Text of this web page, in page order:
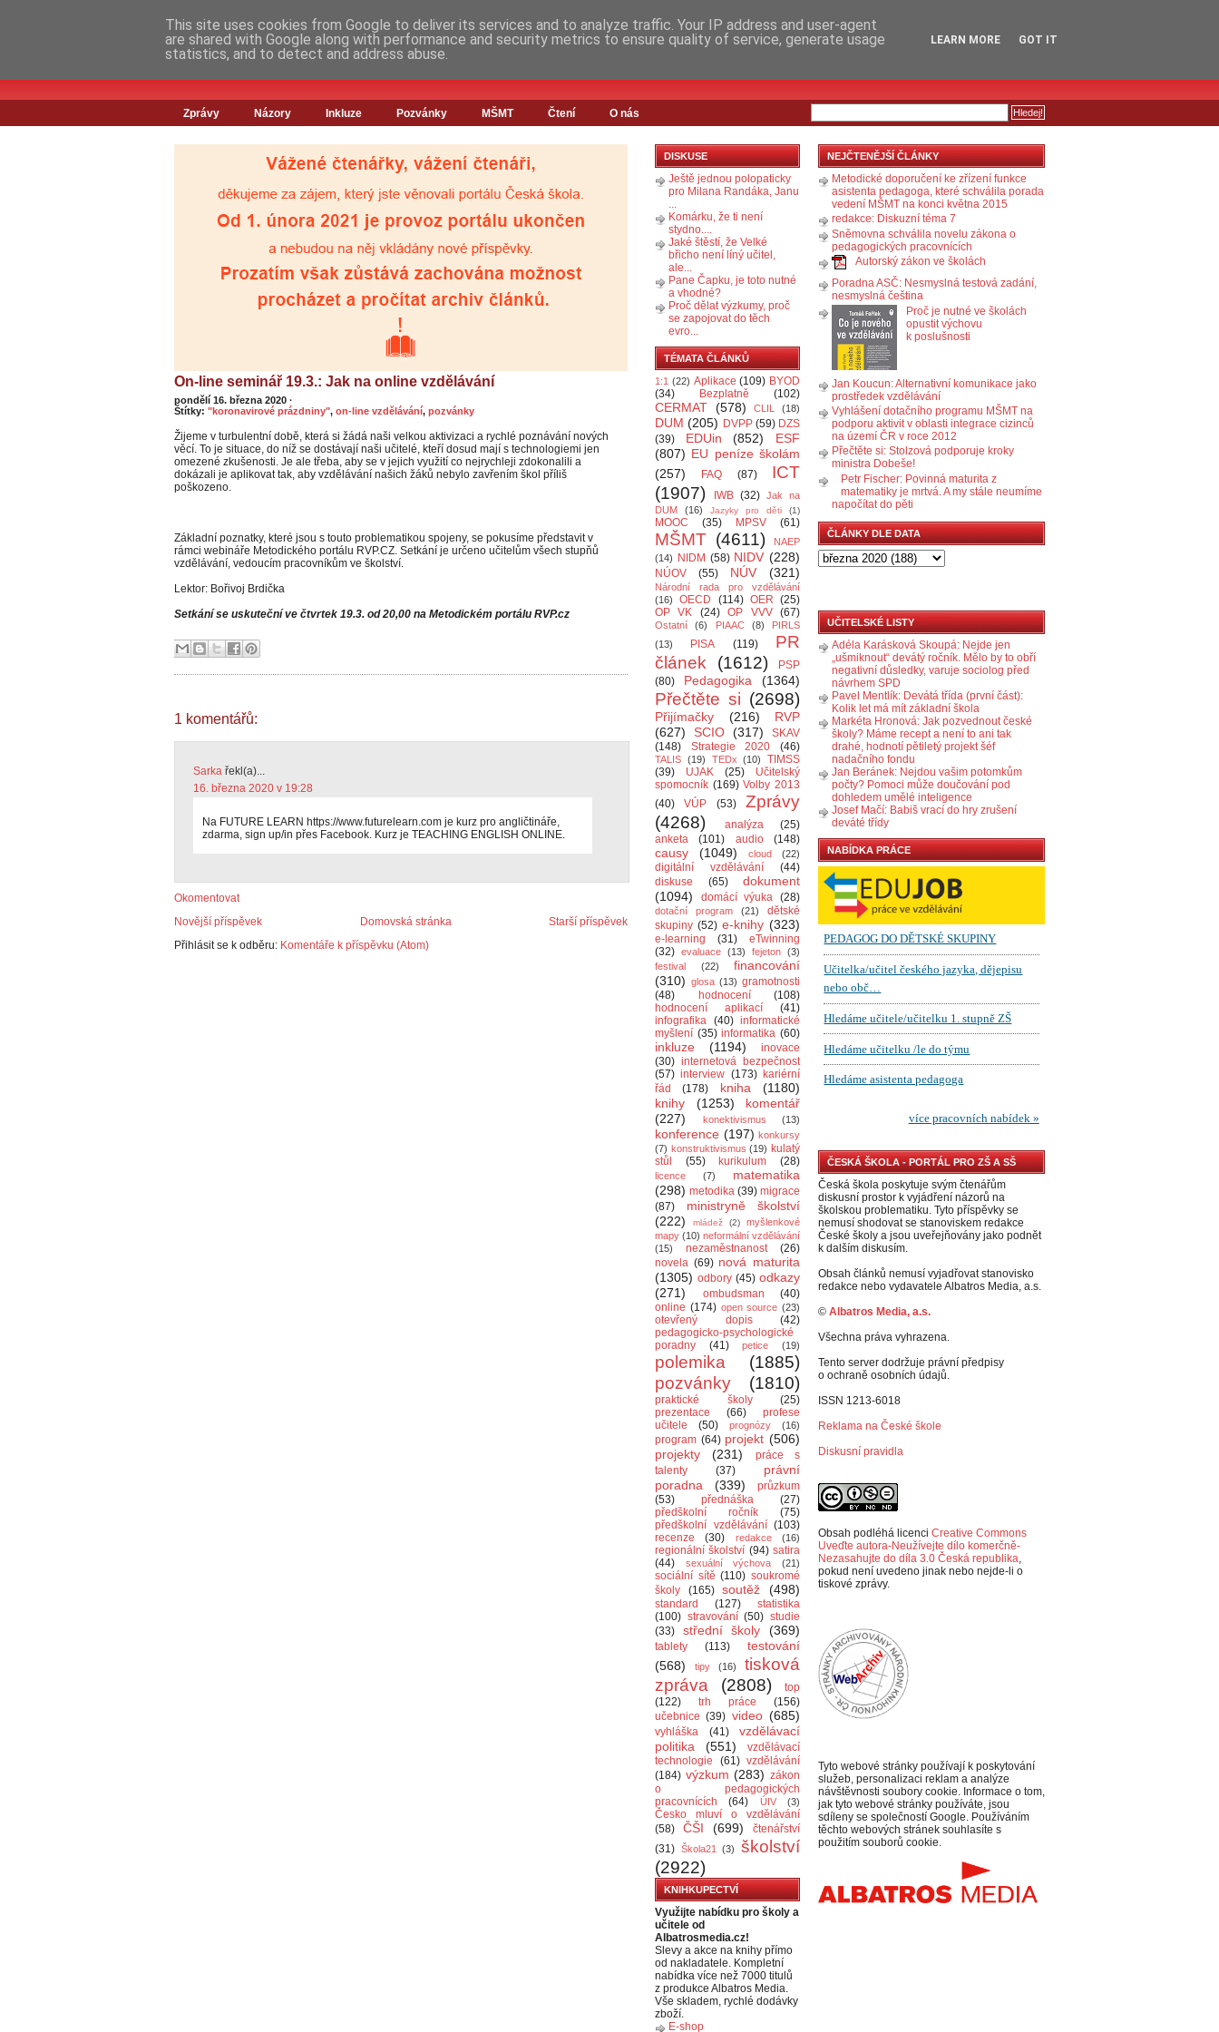
Zprávy Názory Inkluze Pozvánky MŠMT Čtení O nás
On-line seminář 19.3.: Jak na online vzdělávání
pondělí 16. března 2020 ·
Štítky: "koronavirové prázdniny", on-line vzdělávání, pozvánky
Žijeme v turbulentní době, která si žádá naši velkou aktivizaci a rychlé poznávání nových
věcí. To je situace, do níž se dostávají naši učitelé, kteří dosud mají s technologiemi jen
omezené zkušenosti. Je ale třeba, aby se v jejich využití co nejrychleji zdokonalili a
dokázali je aplikovat tak, aby vzdělávání našich žáků nebylo zavřením škol příliš
poškozeno.
Základní poznatky, které jsou s touto problematikou spojeny, se pokusíme představit v
rámci webináře Metodického portálu RVP.CZ. Setkání je určeno učitelům všech stupňů
vzdělávání, vedoucím pracovníkům ve školství.
Lektor: Bořivoj Brdička
Setkání se uskuteční ve čtvrtek 19.3. od 20,00 na Metodickém portálu RVP.cz
1 komentářů:
Sarka řekl(a)...
16. března 2020 v 19:28
Na FUTURE LEARN https://www.futurelearn.com je kurz pro angličtináře,
zdarma, sign up/in přes Facebook. Kurz je TEACHING ENGLISH ONLINE.
Okomentovat
Novější příspěvek
Starší příspěvek
Domovská stránka
Přihlásit se k odběru: Komentáře k příspěvku (Atom)
DISKUSE
Ještě jednou polopaticky
pro Milana Randáka, Janu
...
Komárku, že ti není
stydno....
Jaké štěstí, že Velké
břicho není líný učitel,
ale...
Pane Čapku, je toto nutné
a vhodné?
Proč dělat výzkumy, proč
se zapojovat do těch
evro...
TÉMATA ČLÁNKŮ
1:1 (22) Aplikace (109) BYOD
(34)
Bezplatně (102)
CERMAT (578) CLIL (18)
DUM (205) DVPP (59) DZS
(39)
EDUin (852)
ESF
(807) EU peníze školám
(257)
FAQ (87)
ICT
(1907)
IWB (32) Jak na
DUM
(16) Jazyky pro děti (1)
MOOC (35) MPSV (61)
MŠMT (4611)
NAEP
(14)
NIDM (58) NIDV (228)
NÚOV (55) NÚV (321)
Národní rada pro vzdělávání
(16)
OECD (114) OER (25)
OP VK
(24) OP VVV (67)
Ostatní (6) PIAAC (8)
PIRLS
(13)
PISA (119)
PR
článek
(1612)
PSP
(80)
Pedagogika (1364)
Přečtěte si (2698)
Přijímačky (216)
RVP
(627)
SCIO (317)
SKAV
(148)
Strategie 2020 (46)
TALIS (19) TEDx (10)
TIMSS
(39)
UJAK (25)
Učitelský
spomocník (169) Volby 2013
(40)
VÚP (53)
Zprávy
(4268)
analýza
(25)
anketa
(101) audio (148)
causy (1049) cloud (22)
digitální vzdělávání
(44)
diskuse
(65)
dokument
(1094)
domácí výuka (28)
dotační program (21)
dětské
skupiny (52) e-knihy (323)
e-learning (31)
eTwinning
(32) evaluace (13) fejeton (3)
festival
(22)
financování
(310) glosa (13) gramotnosti
(48)
hodnocení
(108)
hodnocení aplikací
(41)
infografika (40) informatické
myšlení (35) informatika (60)
inkluze (1194)
inovace
(30) internetová bezpečnost
(57) interview (173) kariérní
řád
(178) kniha
(1180)
knihy
(1253)
komentář
(227)
konektivismus (13)
konference (197) konkursy
(7) konstruktivismus (19) kulatý
stůl
(55) kurikulum (28)
licence (7)
matematika
(298) metodika (39) migrace
(87)
ministryně školství
(222)
mládež (2)
myšlenkové
mapy (10) neformální vzdělávání
(15)
nezaměstnanost
(26)
novela (69) nová maturita
(1305) odbory (45) odkazy
(271)
ombudsman
(40)
online (174) open source (23)
otevřený dopis
(42)
pedagogicko-psychologické
poradny
(41) petice (19)
polemika
(1885)
pozvánky
(1810)
praktické školy
(25)
prezentace
(66)
profese
učitele
(50) prognózy (16)
program (64) projekt (506)
projekty
(231)
práce s
talenty
(37)
právní
poradna
(339)
průzkum
(53)
přednáška
(27)
předškolní ročník
(75)
předškolní vzdělávání (103)
recenze
(30) redakce (16)
regionální školství (94) satira
(44)
sexuální výchova (21)
sociální sítě (110) soukromé
školy
(165) soutěž (498)
standard (127)
statistika
(100) stravování (50) studie
(33)
střední školy (369)
tablety (113)
testování
(568)
tipy (16)
tisková
zpráva
(2808)
top
(122)
trh práce
(156)
učebnice (39) video (685)
vyhláška (41)
vzdělávací
politika
(551)
vzdělávací
technologie
(61) vzdělávání
(184) výzkum (283) zákon
o pedagogických
pracovnících
(64) ÚIV (3)
Česko mluví o vzdělávání
(58)
ČŠI (699)
čtenářství
(31) Škola21 (3)
školství
(2922)
KNIHKUPECTVÍ
Využijte nabídku pro školy a
učitele od
Albatrosmedia.cz!
Slevy a akce na knihy přímo
od nakladatele. Kompletní
nabídka více než 7000 titulů
z produkce Albatros Media.
Vše skladem, rychlé dodávky
zboží.
E-shop
NEJČTENĚJŠÍ ČLÁNKY
Metodické doporučení ke zřízení funkce
asistenta pedagoga, které schválila porada
vedení MŠMT na konci května 2015
redakce: Diskuzní téma 7
Sněmovna schválila novelu zákona o
pedagogických pracovnících
Autorský zákon ve školách
Poradna ASČ: Nesmyslná testová zadání,
nesmyslná čeština
Proč je nutné ve školách
opustit výchovu
k poslušnosti
Jan Koucun: Alternativní komunikace jako
prostředek vzdělávání
Vyhlášení dotačního programu MŠMT na
podporu aktivit v oblasti integrace cizinců
na území ČR v roce 2012
Přečtěte si: Stolzová podporuje kroky
ministra Dobeše!
Petr Fischer: Povinná maturita z
matematiky je mrtvá. A my stále neumíme
napočítat do pěti
ČLÁNKY DLE DATA
UČITELSKÉ LISTY
Adéla Karásková Skoupá: Nejde jen
„ušmiknout“ devátý ročník. Mělo by to obří
negativní důsledky, varuje sociolog před
návrhem SPD
Pavel Mentlík: Devátá třída (první část):
Kolik let má mít základní škola
Markéta Hronová: Jak pozvednout české
školy? Máme recept a není to ani tak
drahé, hodnotí pětiletý projekt šéf
nadačního fondu
Jan Beránek: Nejdou vašim potomkům
počty? Pomoci může doučování pod
dohledem umělé inteligence
Josef Mačí: Babiš vrací do hry zrušení
deváté třídy
NABÍDKA PRÁCE
ČESKÁ ŠKOLA - PORTÁL PRO ZŠ A SŠ
Česká škola poskytuje svým čtenářům
diskusní prostor k vyjádření názorů na
školskou problematiku. Tyto příspěvky se
nemusí shodovat se stanoviskem redakce
České školy a jsou uveřejňovány jako podnět
k dalším diskusím.
Obsah článků nemusí vyjadřovat stanovisko
redakce nebo vydavatele Albatros Media, a.s.
© Albatros Media, a.s.
Všechna práva vyhrazena.
Tento server dodržuje právní předpisy
o ochraně osobních údajů.
ISSN 1213-6018
Reklama na České škole
Diskusní pravidla
Obsah podléhá licenci Creative Commons
Uveďte autora-Neužívejte dílo komerčně-
Nezasahujte do díla 3.0 Česká republika,
pokud není uvedeno jinak nebo nejde-li o
tiskové zprávy.
Tyto webové stránky používají k poskytování
služeb, personalizaci reklam a analýze
návštěvnosti soubory cookie. Informace o tom,
jak tyto webové stránky používáte, jsou
sdíleny se společností Google. Používáním
těchto webových stránek souhlasíte s
použitím souborů cookie.
This site uses cookies from Google to deliver its services and to analyze traffic. Your IP address and user-agent
are shared with Google along with performance and security metrics to ensure quality of service, generate usage
statistics, and to detect and address abuse.
LEARN MORE GOT IT